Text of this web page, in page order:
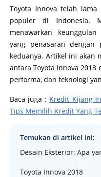
Toyota Innova telah
populer di Indonesia.
menawarkan
yang penasaran dengan
keduanya. Artikel ini akan
antara Toyota Innova 2018
performa, dan teknologi
Baca juga : Kredit Kijang
Tips Memilih Kredit Yang
Temukan di artikel ini:
Desain Eksterior: Apa
Toyota Innova 2018